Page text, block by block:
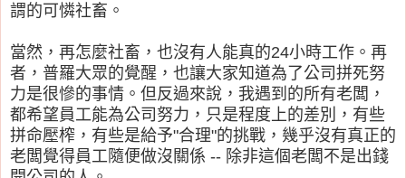
謂的可憐社畜。
當然，再怎麼社畜，也沒有人能真的24小時工作。再
者，普羅大眾的覺醒，也讓大家知道為了公司拼死努
力是很慘的事情。但反過來說，我遇到的所有老闆，
都希望員工能為公司努力，只是程度上的差別，有些
拼命壓榨，有些是給予"合理"的挑戰，幾乎沒有真正的
老闆覺得員工隨便做沒關係 -- 除非這個老闆不是出錢